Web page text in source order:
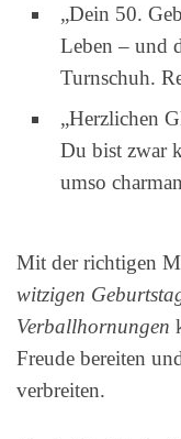
„Dein 50.
Leben – und
Turnschuh.
„Herzlichen
Du bist zwar
umso
Mit der richtigen
witzigen
Verballhornungen
Freude bereiten
verbreiten.